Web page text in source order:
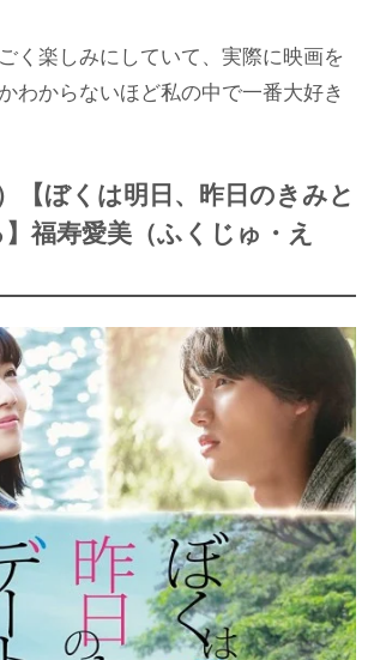
く楽しみにしていて、実際に映画を
わからないほど私の中で一番大好き
【ぼくは明日、昨日のきみと
福寿愛美（ふくじゅ・え